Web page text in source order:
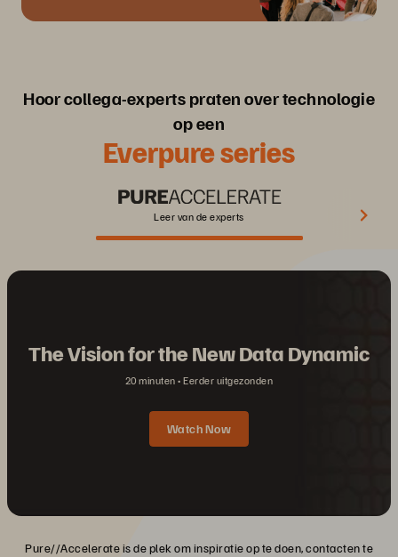
Hoor collega-experts praten over technologie
op een
Everpure series
Leer van de experts
The Vision for the New Data Dynamic
20 minuten Eerder uitgezonden
Watch Now
Pure//Accelerate is de plek om inspiratie op te doen, contacten te